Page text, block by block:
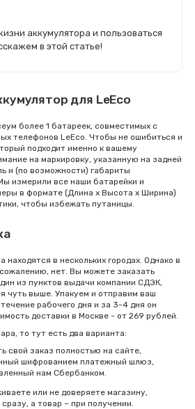
аккумулятора и пользоваться
в этой статье!
для LeEco
более 1 батареек, совместимых с
телефонов LeEco. Чтобы не ошибиться и
подходит именно к вашему
на маркировку, указанную на задней
и (по возможности) габариты
измерили все наши батарейки и
в формате (Длина x Высота x Ширина)
чтобы избежать путаницы.
в нескольких городах. Однако в
нет. Вы можете заказать
из пунктов выдачи компании СДЭК,
чуть выше. Упакуем и отправим ваш
рабочего дня и за 3-4 дня он
доставки в Москве - от 269 рублей.
то тут есть два варианта:
свой заказ полностью на сайте,
шифрованием платежный шлюз,
нам Сбербанком.
или не доверяете магазину,
а товар – при получении.